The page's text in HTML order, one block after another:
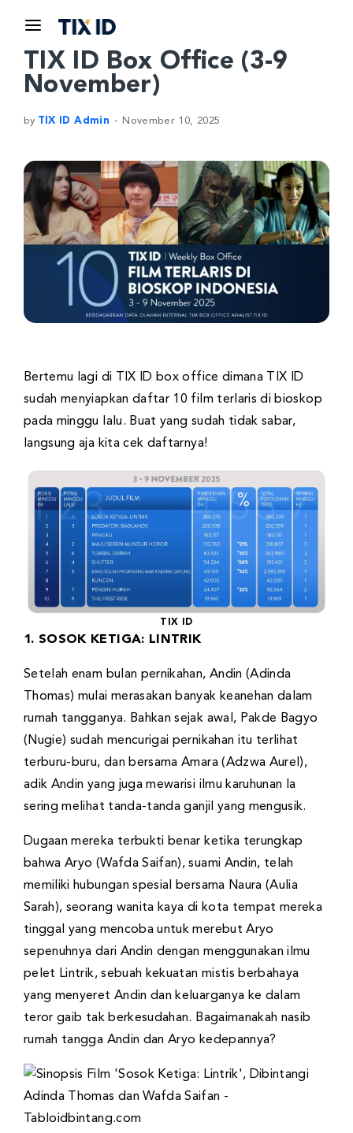
TIX ID Box Office (3-9
November)
by TIX ID Admin November 10, 2025
Bertemu lagi di TIX ID box office dimana TIX ID
sudah menyiapkan daftar 10 film terlaris di bioskop
pada minggu lalu. Buat yang sudah tidak sabar,
langsung aja kita cek daftarnya!
TIX ID
1. SOSOK KETIGA: LINTRIK
Setelah enam bulan pernikahan, Andin (Adinda
Thomas) mulai merasakan banyak keanehan dalam
rumah tangganya. Bahkan sejak awal, Pakde Bagyo
(Nugie) sudah mencurigai pernikahan itu terlihat
terburu-buru, dan bersama Amara (Adzwa Aurel),
adik Andin yang juga mewarisi ilmu karuhunan Ia
sering melihat tanda-tanda ganjil yang mengusik.
Dugaan mereka terbukti benar ketika terungkap
bahwa Aryo (Wafda Saifan), suami Andin, telah
memiliki hubungan spesial bersama Naura (Aulia
Sarah), seorang wanita kaya di kota tempat mereka
tinggal yang mencoba untuk merebut Aryo
sepenuhnya dari Andin dengan menggunakan ilmu
pelet Lintrik, sebuah kekuatan mistis berbahaya
yang menyeret Andin dan keluarganya ke dalam
teror gaib tak berkesudahan. Bagaimanakah nasib
rumah tangga Andin dan Aryo kedepannya?